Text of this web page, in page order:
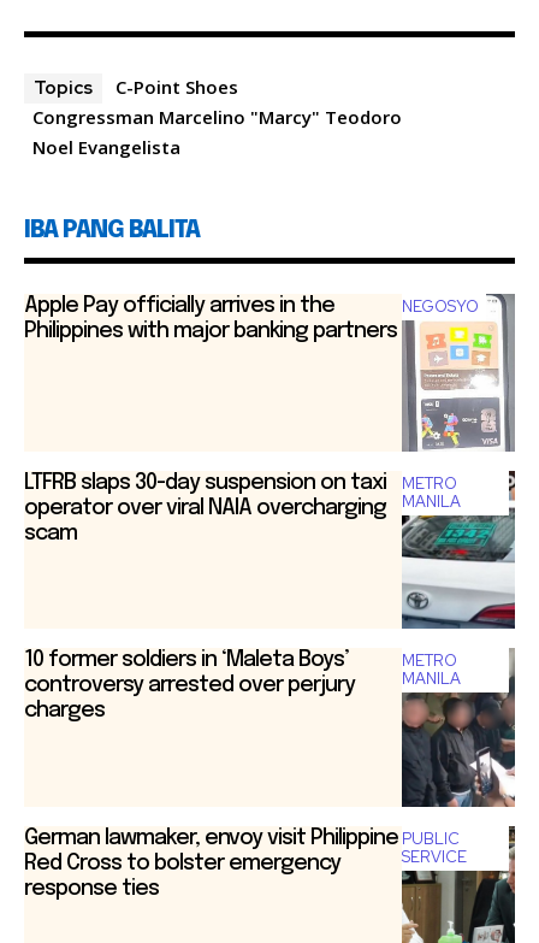
c
e
b
o
k
se
n
g
er
er at
A
ai ar
Topics
C-Point Shoes
Congressman Marcelino "Marcy" Teodoro
Noel Evangelista
IBA PANG BALITA
NEGOSYO
Apple Pay officially arrives in the
Philippines with major banking partners
METRO
MANILA
LTFRB slaps 30-day suspension on taxi
operator over viral NAIA overcharging
scam
METRO
MANILA
10 former soldiers in ‘Maleta Boys’
controversy arrested over perjury
charges
PUBLIC
SERVICE
German lawmaker, envoy visit Philippine
Red Cross to bolster emergency
response ties